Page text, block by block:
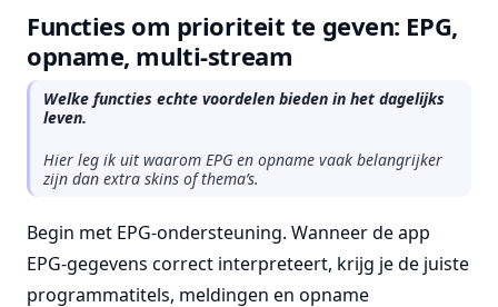
Functies om prioriteit te geven: EPG,
opname, multi-stream
Welke functies echte voordelen bieden in het dagelijks
leven.
Hier leg ik uit waarom EPG en opname vaak belangrijker
zijn dan extra skins of thema’s.
Begin met EPG-ondersteuning. Wanneer de app
EPG-gegevens correct interpreteert, krijg je de juiste
programmatitels, meldingen en opname